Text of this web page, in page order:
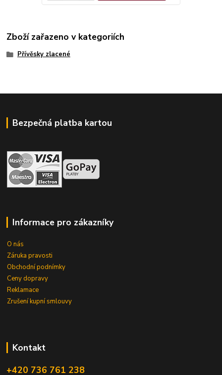
Zboží zařazeno v kategoriích
Přívěsky zlacené
Bezpečná platba kartou
Informace pro zákazníky
O nás
Záruka pravosti
Obchodní podnímky
Ceny dopravy
Reklamace
Zrušení kupní smlouvy
Kontakt
+420 736 761 238